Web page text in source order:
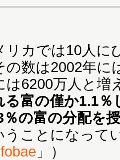
カでは10人に
の数は2002年に
は6200万人と増
る富の僅か1.1
％の富の分配を
うことになって
」）